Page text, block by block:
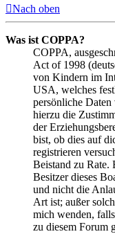
Nach oben
Was ist COPPA?
COPPA,
Act of 1998
von Kindern im
USA, welches
persönliche
hierzu die
der
bist, ob dies auf
registrieren
Beistand zu Rate.
Besitzer dieses
und nicht die
Art ist; außer
mich wenden,
zu diesem Forum